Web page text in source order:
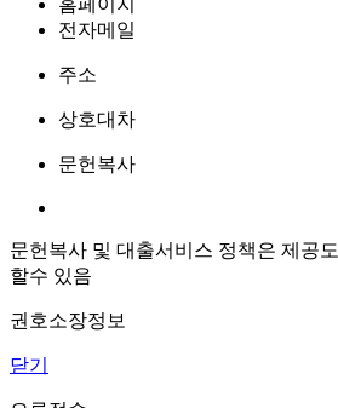
전자메일
주소
상호대차
문헌복사
문헌복사 및 대출서비스 정책은 제공
할수 있음
권호소장정보
닫기